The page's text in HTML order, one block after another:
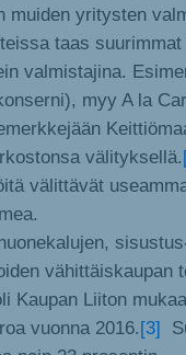
muiden yritysten
taas
valmistajina.
myy A la
välityksellä.
välittävät
vähittäiskaupan
Kaupan Liiton
vuonna 2016. [3]